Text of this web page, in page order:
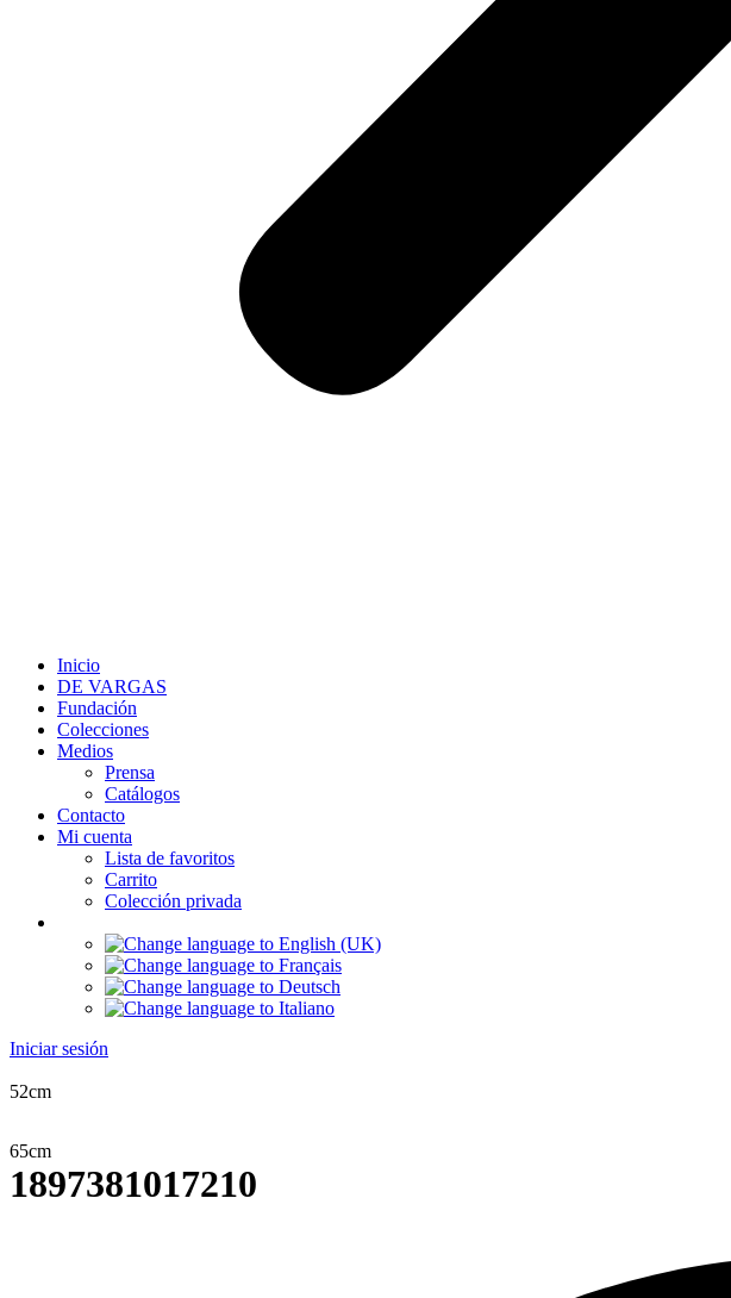
Inicio
DE VARGAS
Fundación
Colecciones
Medios
Prensa
Catálogos
Contacto
Mi cuenta
Lista de favoritos
Carrito
Colección privada
Iniciar sesión
52cm
65cm
1897381017210